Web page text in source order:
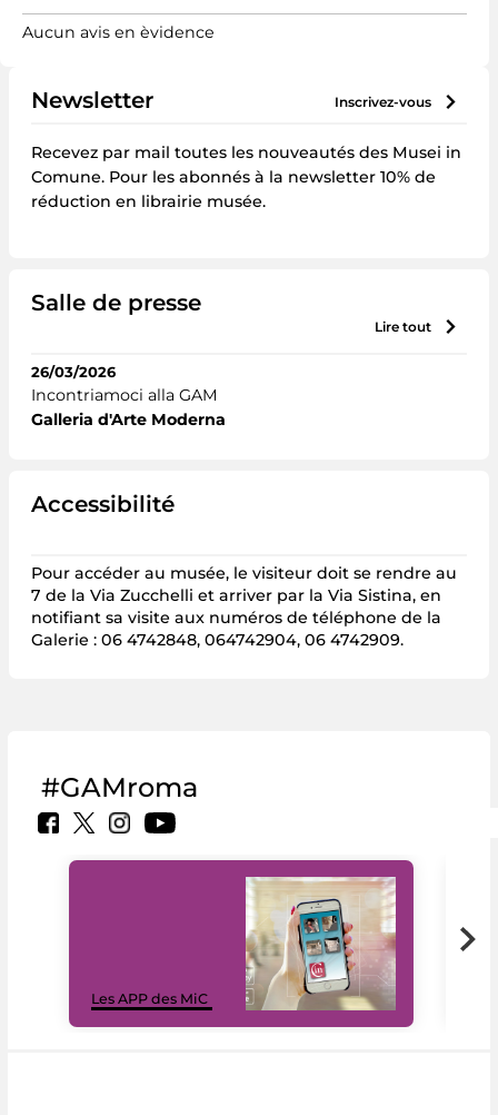
Aucun avis en èvidence
Newsletter inscrivez-vous
Recevez par mail toutes les nouveautés des Musei in
Comune. Pour les abonnés à la newsletter 10% de
réduction en librairie musée.
Salle de presse
lire tout
26/03/2026
Incontriamoci alla GAM
Galleria d'Arte Moderna
Accessibilité
Pour accéder au musée, le visiteur doit se rendre au
7 de la Via Zucchelli et arriver par la Via Sistina, en
notifiant sa visite aux numéros de téléphone de la
Galerie : 06 4742848, 064742904, 06 4742909.
#GAMroma
Les APP des MiC